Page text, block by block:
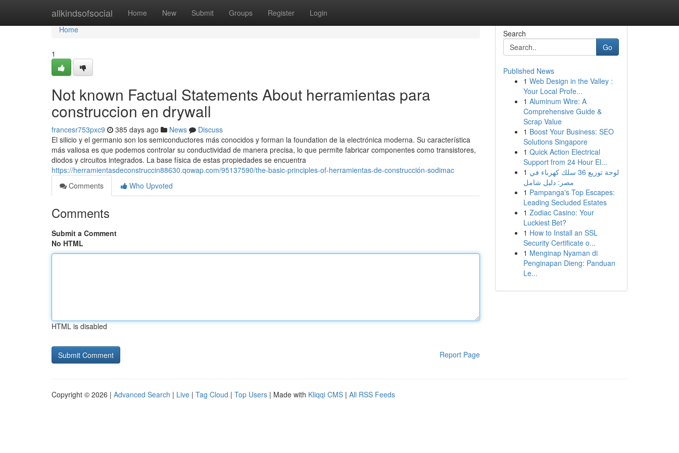
allkindsofsocial Home New Submit Groups Register Login
Home
Home
1
Not known Factual Statements About herramientas para
construccion en drywall
francesr753pxc9 385 days ago News
Discuss
El silicio y el germanio son los semiconductores más conocidos y forman la foundation de la electrónica moderna. Su característica
más valiosa es que podemos controlar su conductividad de manera precisa, lo que permite fabricar componentes como transistores,
diodos y circuitos integrados. La base física de estas propiedades se encuentra
https://herramientasdeconstruccin88630.qowap.com/95137590/the-basic-principles-of-herramientas-de-construcción-sodimac
Comments
Who Upvoted
Comments
Submit a Comment
No HTML
HTML is disabled
Report Page
Search
Go
Published News
1 Web Design in the Valley :
Your Local Profe...
1 Aluminum Wire: A
Comprehensive Guide &
Scrap Value
1 Boost Your Business: SEO
Solutions Singapore
1 Quick Action Electrical
Support from 24 Hour El...
1 لوحة توزيع 36 سلك كهرباء في
مصر: دليل شامل
1 Pampanga's Top Escapes:
Leading Secluded Estates
1 Zodiac Casino: Your
Luckiest Bet?
1 How to Install an SSL
Security Certificate o...
1 Menginap Nyaman di
Penginapan Dieng: Panduan
Le...
Copyright © 2026 | Advanced Search | Live | Tag Cloud | Top Users | Made with Kliqqi CMS | All RSS Feeds